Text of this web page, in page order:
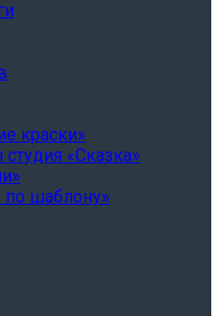
краски»
«Сказка»
по шаблону»